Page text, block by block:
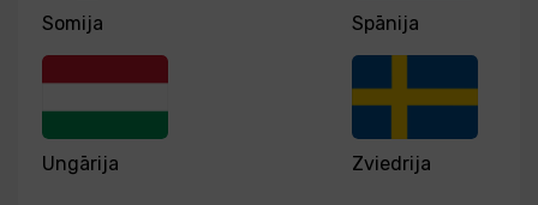
Somija Spānija
Ungārija Zviedrija